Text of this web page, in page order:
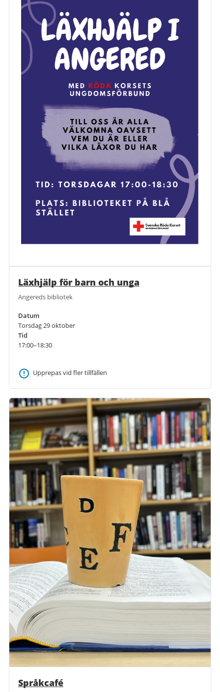
Läxhjälp för barn och unga
Angereds bibliotek
Datum
Torsdag 29 oktober
Tid
17:00–18:30
Upprepas vid fler tillfällen
Språkcafé